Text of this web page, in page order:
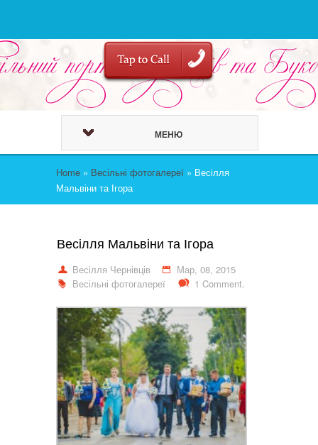
МЕНЮ
Home » Весільні фотогалереї » Весілля
Мальвіни та Ігора
Весілля Мальвіни та Ігора
Весілля Чернівців
Мар, 08, 2015
Весільні фотогалереї
1 Comment.